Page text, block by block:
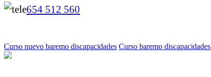
654 512 560
Curso nuevo baremo discapacidades Curso baremo discapacidades